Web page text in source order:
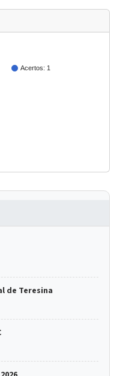
Acertos: 1
de Teresina